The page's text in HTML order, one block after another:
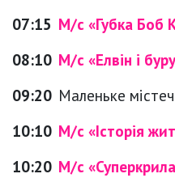
07:15 М/с «Губка Боб
08:10 М/с «Елвін і
09:20 Маленьке
10:10 М/с «Історія
10:20 М/с